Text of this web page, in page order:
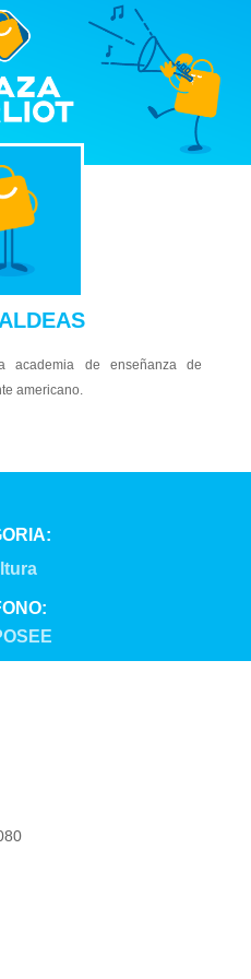
academia de enseñanza de
americano.